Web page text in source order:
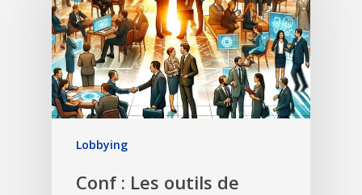
Lobbying
Conf : Les outils de